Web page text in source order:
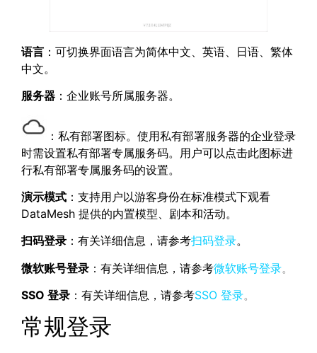
语言 ：可切换界面语言为简体中文、英语、日语、繁体
中文。
服务器 ：企业账号所属服务器。
：私有部署图标。使用私有部署服务器的企业登录
时需设置私有部署专属服务码。用户可以点击此图标进
行私有部署专属服务码的设置。
演示模式 ：支持用户以游客身份在标准模式下观看
DataMesh 提供的内置模型、剧本和活动。
扫码登录 ：有关详细信息，请参考扫码登录。
微软账号登录 ：有关详细信息，请参考微软账号登录。
SSO 登录 ：有关详细信息，请参考SSO 登录。
常规登录